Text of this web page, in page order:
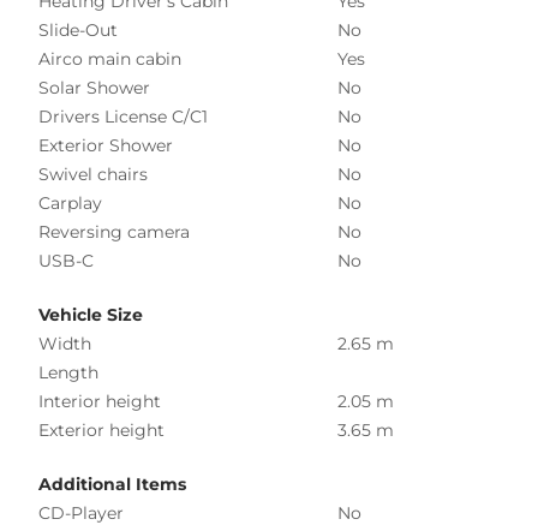
Slide-Out
No
Airco main cabin
Yes
Solar Shower
No
Drivers License C/C1
No
Exterior Shower
No
Swivel chairs
No
Carplay
No
Reversing camera
No
USB-C
No
Vehicle Size
Width
2.65 m
Length
Interior height
2.05 m
Exterior height
3.65 m
Additional Items
CD-Player
No